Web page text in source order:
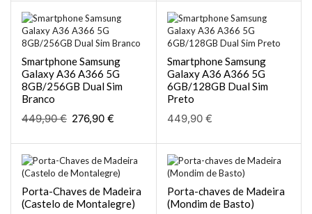
Smartphone Samsung
Galaxy A36 A366 5G
8GB/256GB Dual Sim
Branco
449,90€ 276,90 €
Smartphone Samsung
Galaxy A36 A366 5G
6GB/128GB Dual Sim
Preto
449,90 €
Porta-Chaves de Madeira
(Castelo de Montalegre)
Porta-chaves de Madeira
(Mondim de Basto)